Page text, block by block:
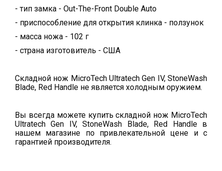
- тип замка - Out-The-Front Double Auto
- приспособление для открытия клинка - ползунок
- масса ножа - 102 г
- страна изготовитель - США
Складной нож MicroTech Ultratech Gen IV, StoneWash
Blade, Red Handle не является холодным оружием.
Вы всегда можете купить складной нож MicroTech
Ultratech Gen IV, StoneWash Blade, Red Handle в
нашем магазине по привлекательной цене и с
гарантией производителя.